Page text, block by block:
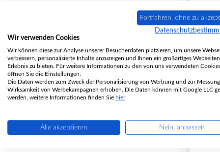
Fortfahren, ohne zu
Wir verwenden Cookies
Wir können diese zur Analyse unserer Besucherdaten platzieren, um unsere
verbessern, personalisierte Inhalte anzuzeigen und Ihnen ein großartiges
Erlebnis zu bieten. Für weitere Informationen zu den von uns verwendeten
öffnen Sie die Einstellungen.
Die Daten werden zum Zweck der Personalisierung von Werbung und zur
Wirksamkeit von Werbekampagnen erhoben. Die Daten können mit Google LLC
werden, weitere Informationen finden Sie hier.
Alle akzeptieren Nein, anpassen